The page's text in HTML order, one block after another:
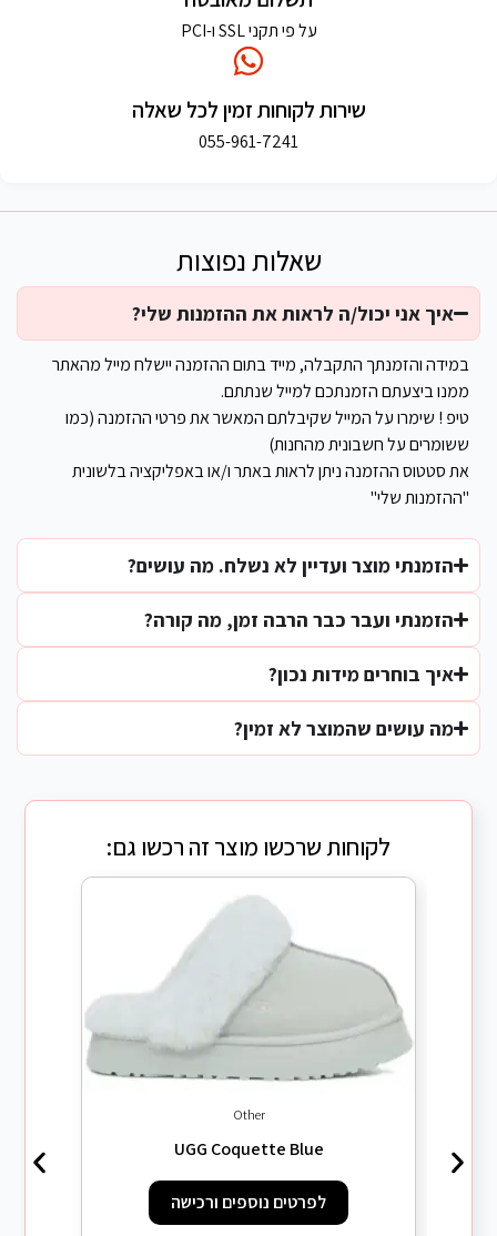
איך אני יכול/ה לראות את ההזמנות שלי?
במידה והזמנתך התקבלה, מייד בתום ההזמנה יישלח מייל מהאתר
ממנו ביצעתם הזמנתכם למייל שנתתם.
טיפ ! שימרו על המייל שקיבלתם המאשר את פרטי ההזמנה (כמו
ששומרים על חשבונית מהחנות)
את סטטוס ההזמנה ניתן לראות באתר ו/או באפליקציה בלשונית
"ההזמנות שלי"
הזמנתי מוצר ועדיין לא נשלח. מה עושים?
הזמנתי ועבר כבר הרבה זמן, מה קורה?
איך בוחרים מידות נכון?
מה עושים שהמוצר לא זמין?
שאלות נפוצות
על פי תקני SSL ו-PCI
שירות לקוחות זמין לכל שאלה
055-961-7241
לקוחות שרכשו מוצר זה רכשו גם:
Other
UGG Coquette Blue
לפרטים נוספים ורכישה